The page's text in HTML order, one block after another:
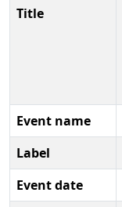
Title
Event name
Label
Event date